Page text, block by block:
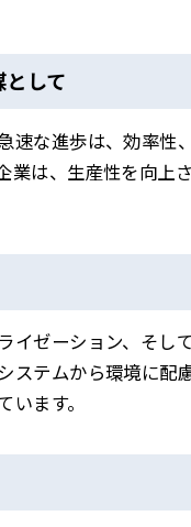
して
速な進歩は、効率
業は、生産性を向
イゼーション、そし
ステムから環境に配
ます。